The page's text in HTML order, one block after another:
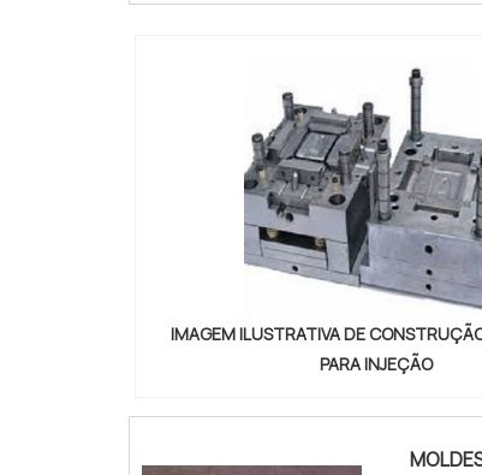
IMAGEM ILUSTRATIVA DE
PARA INJEÇÃO